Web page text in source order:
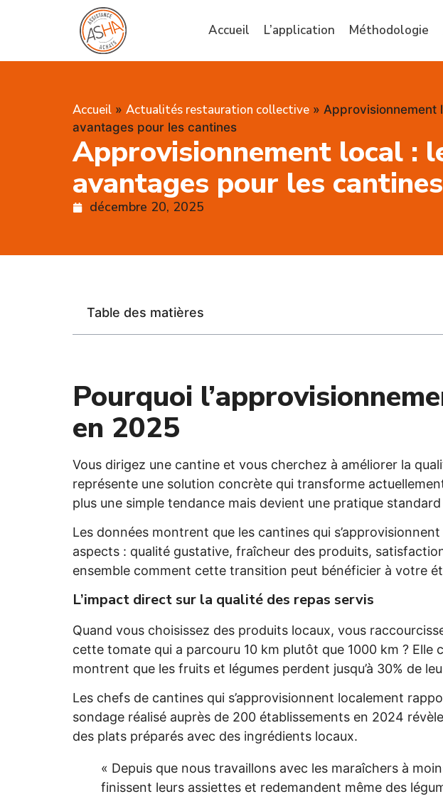
Accueil L’application Méthodologie
Accueil » Actualités restauration collective » Approvisionnement
avantages pour les cantines
Approvisionnement local :
avantages pour les cantines
décembre 20, 2025
Table des matières
Pourquoi
en 2025
Vous dirigez une cantine et vous cherchez à améliorer la
représente une solution concrète qui transforme
plus une simple tendance mais devient une pratique
Les données montrent que les cantines qui
aspects : qualité gustative, fraîcheur des produits,
ensemble comment cette transition peut bénéficier à votre
L’impact direct sur la qualité des repas servis
Quand vous choisissez des produits locaux, vous
cette tomate qui a parcouru 10 km plutôt que 1000 km ? Elle
montrent que les fruits et légumes perdent jusqu’à 30% de
Les chefs de cantines qui s’approvisionnent localement
sondage réalisé auprès de 200 établissements en 2024
des plats préparés avec des ingrédients locaux.
« Depuis que nous travaillons avec les maraîchers à
finissent leurs assiettes et redemandent même des